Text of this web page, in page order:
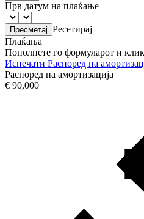
Прв датум на плаќање
Ресетирај
Плаќања
Пополнете го формуларот и
Испечати Распоред на
Распоред на амортизација
€ 90,000